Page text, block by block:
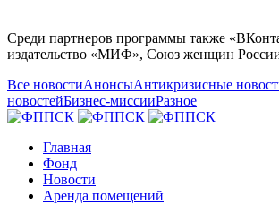
Среди партнеров программы также
издательство «МИФ», Союз женщин
Все новостиАнонсыАнтикризисные
новостейБизнес-миссииРазное
Главная
Фонд
Новости
Аренда помещений